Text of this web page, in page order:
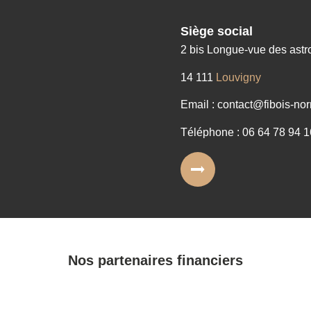
Siège social
2 bis Longue-vue des
14 111 Louvigny
Email : contact@fibois-
Téléphone : 06 64 78 94
Nos partenaires financiers